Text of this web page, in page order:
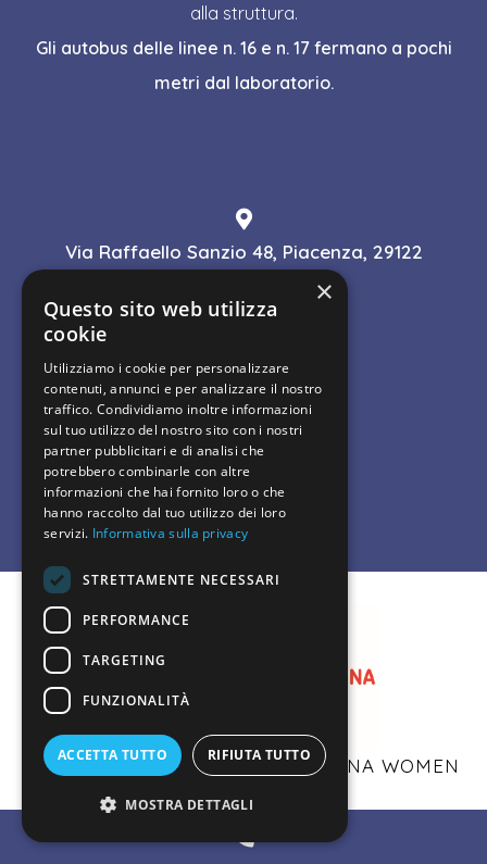
alla struttura.
Gli autobus delle linee n. 16 e n. 17 fermano a pochi
metri dal laboratorio.
Via Raffaello Sanzio 48, Piacenza, 29122
info@realabanalisi.it
FONDO STARTER EMILIA ROMAGNA WOMEN
×
Questo sito web utilizza
cookie
Utilizziamo i cookie per personalizzare
contenuti, annunci e per analizzare il nostro
traffico. Condividiamo inoltre informazioni
sul tuo utilizzo del nostro sito con i nostri
partner pubblicitari e di analisi che
potrebbero combinarle con altre
informazioni che hai fornito loro o che
hanno raccolto dal tuo utilizzo dei loro
servizi. Informativa sulla privacy
STRETTAMENTE NECESSARI
PERFORMANCE
TARGETING
FUNZIONALITÀ
ACCETTA TUTTO RIFIUTA TUTTO
MOSTRA DETTAGLI